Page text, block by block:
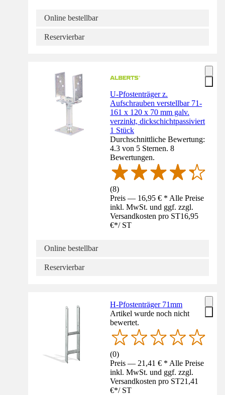
Online bestellbar
Reservierbar
U-Pfostenträger z.
Aufschrauben verstellbar 71-
161 x 120 x 70 mm galv.
verzinkt, dickschichtpassiviert
1 Stück
Durchschnittliche Bewertung:
4.3 von 5 Sternen. 8
Bewertungen.
(8)
Preis — 16,95 € * Alle Preise
inkl. MwSt. und ggf. zzgl.
Versandkosten pro ST16,95
€*/ ST
Online bestellbar
Reservierbar
H-Pfostenträger 71mm
Artikel wurde noch nicht
bewertet.
(0)
Preis — 21,41 € * Alle Preise
inkl. MwSt. und ggf. zzgl.
Versandkosten pro ST21,41
€*/ ST